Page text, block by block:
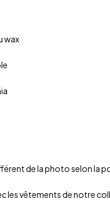
wax
de la photo selon la
les vêtements de notre